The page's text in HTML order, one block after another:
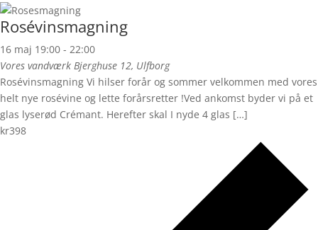
Rosévinsmagning
16 maj 19:00 - 22:00
Vores vandværk Bjerghuse 12, Ulfborg
Rosévinsmagning Vi hilser forår og sommer velkommen med vores
helt nye rosévine og lette forårsretter !Ved ankomst byder vi på et
glas lyserød Crémant. Herefter skal I nyde 4 glas […]
kr398